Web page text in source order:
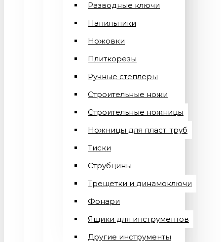
Разводные ключи
Напильники
Ножовки
Плиткорезы
Ручные степлеры
Строительные ножи
Строительные ножницы
Ножницы для пласт. труб
Тиски
Струбцины
Трещетки и динамоключи
Фонари
Ящики для инструментов
Другие инструменты